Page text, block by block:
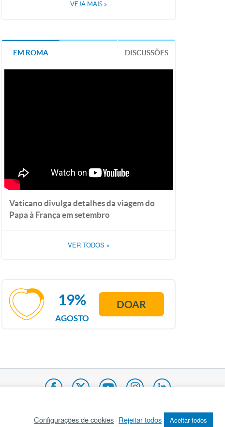
VEJA MAIS »
EM ROMA DISCUSSÕES
Vaticano divulga detalhes da viagem do
Papa à França em setembro
VER TODOS »
AGOSTO
19% DOAR
Mapa do site Internacional
Configurações de cookies Rejeitar todos Aceitar todos